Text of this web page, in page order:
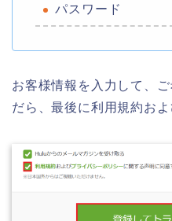
パスワード
お客様情報を入力して、
だら、最後に利用規約お